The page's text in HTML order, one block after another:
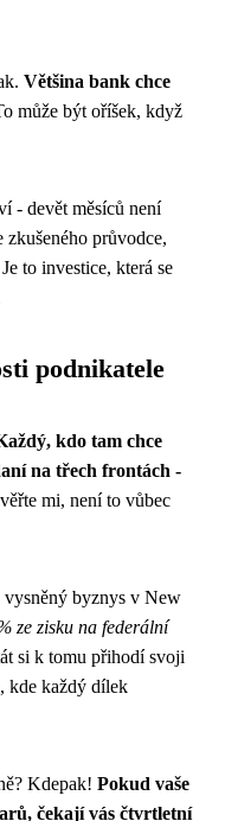
Většina bank chce
může být oříšek, když
- devět měsíců není
průvodce,
to investice, která se
podnikatele
kdo tam chce
na třech frontách -
mi, není to vůbec
vysněný byznys v New
ze zisku na federální
si k tomu přihodí svoji
kde každý dílek
Kdepak! Pokud vaše
čekají vás čtvrtletní